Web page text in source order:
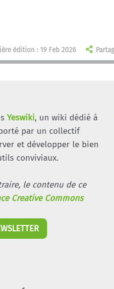
édition : 19 Feb 2026
Yeswiki, un wiki dédié à
par un collectif
et développer le bien
conviviaux.
le contenu de ce
Creative Commons